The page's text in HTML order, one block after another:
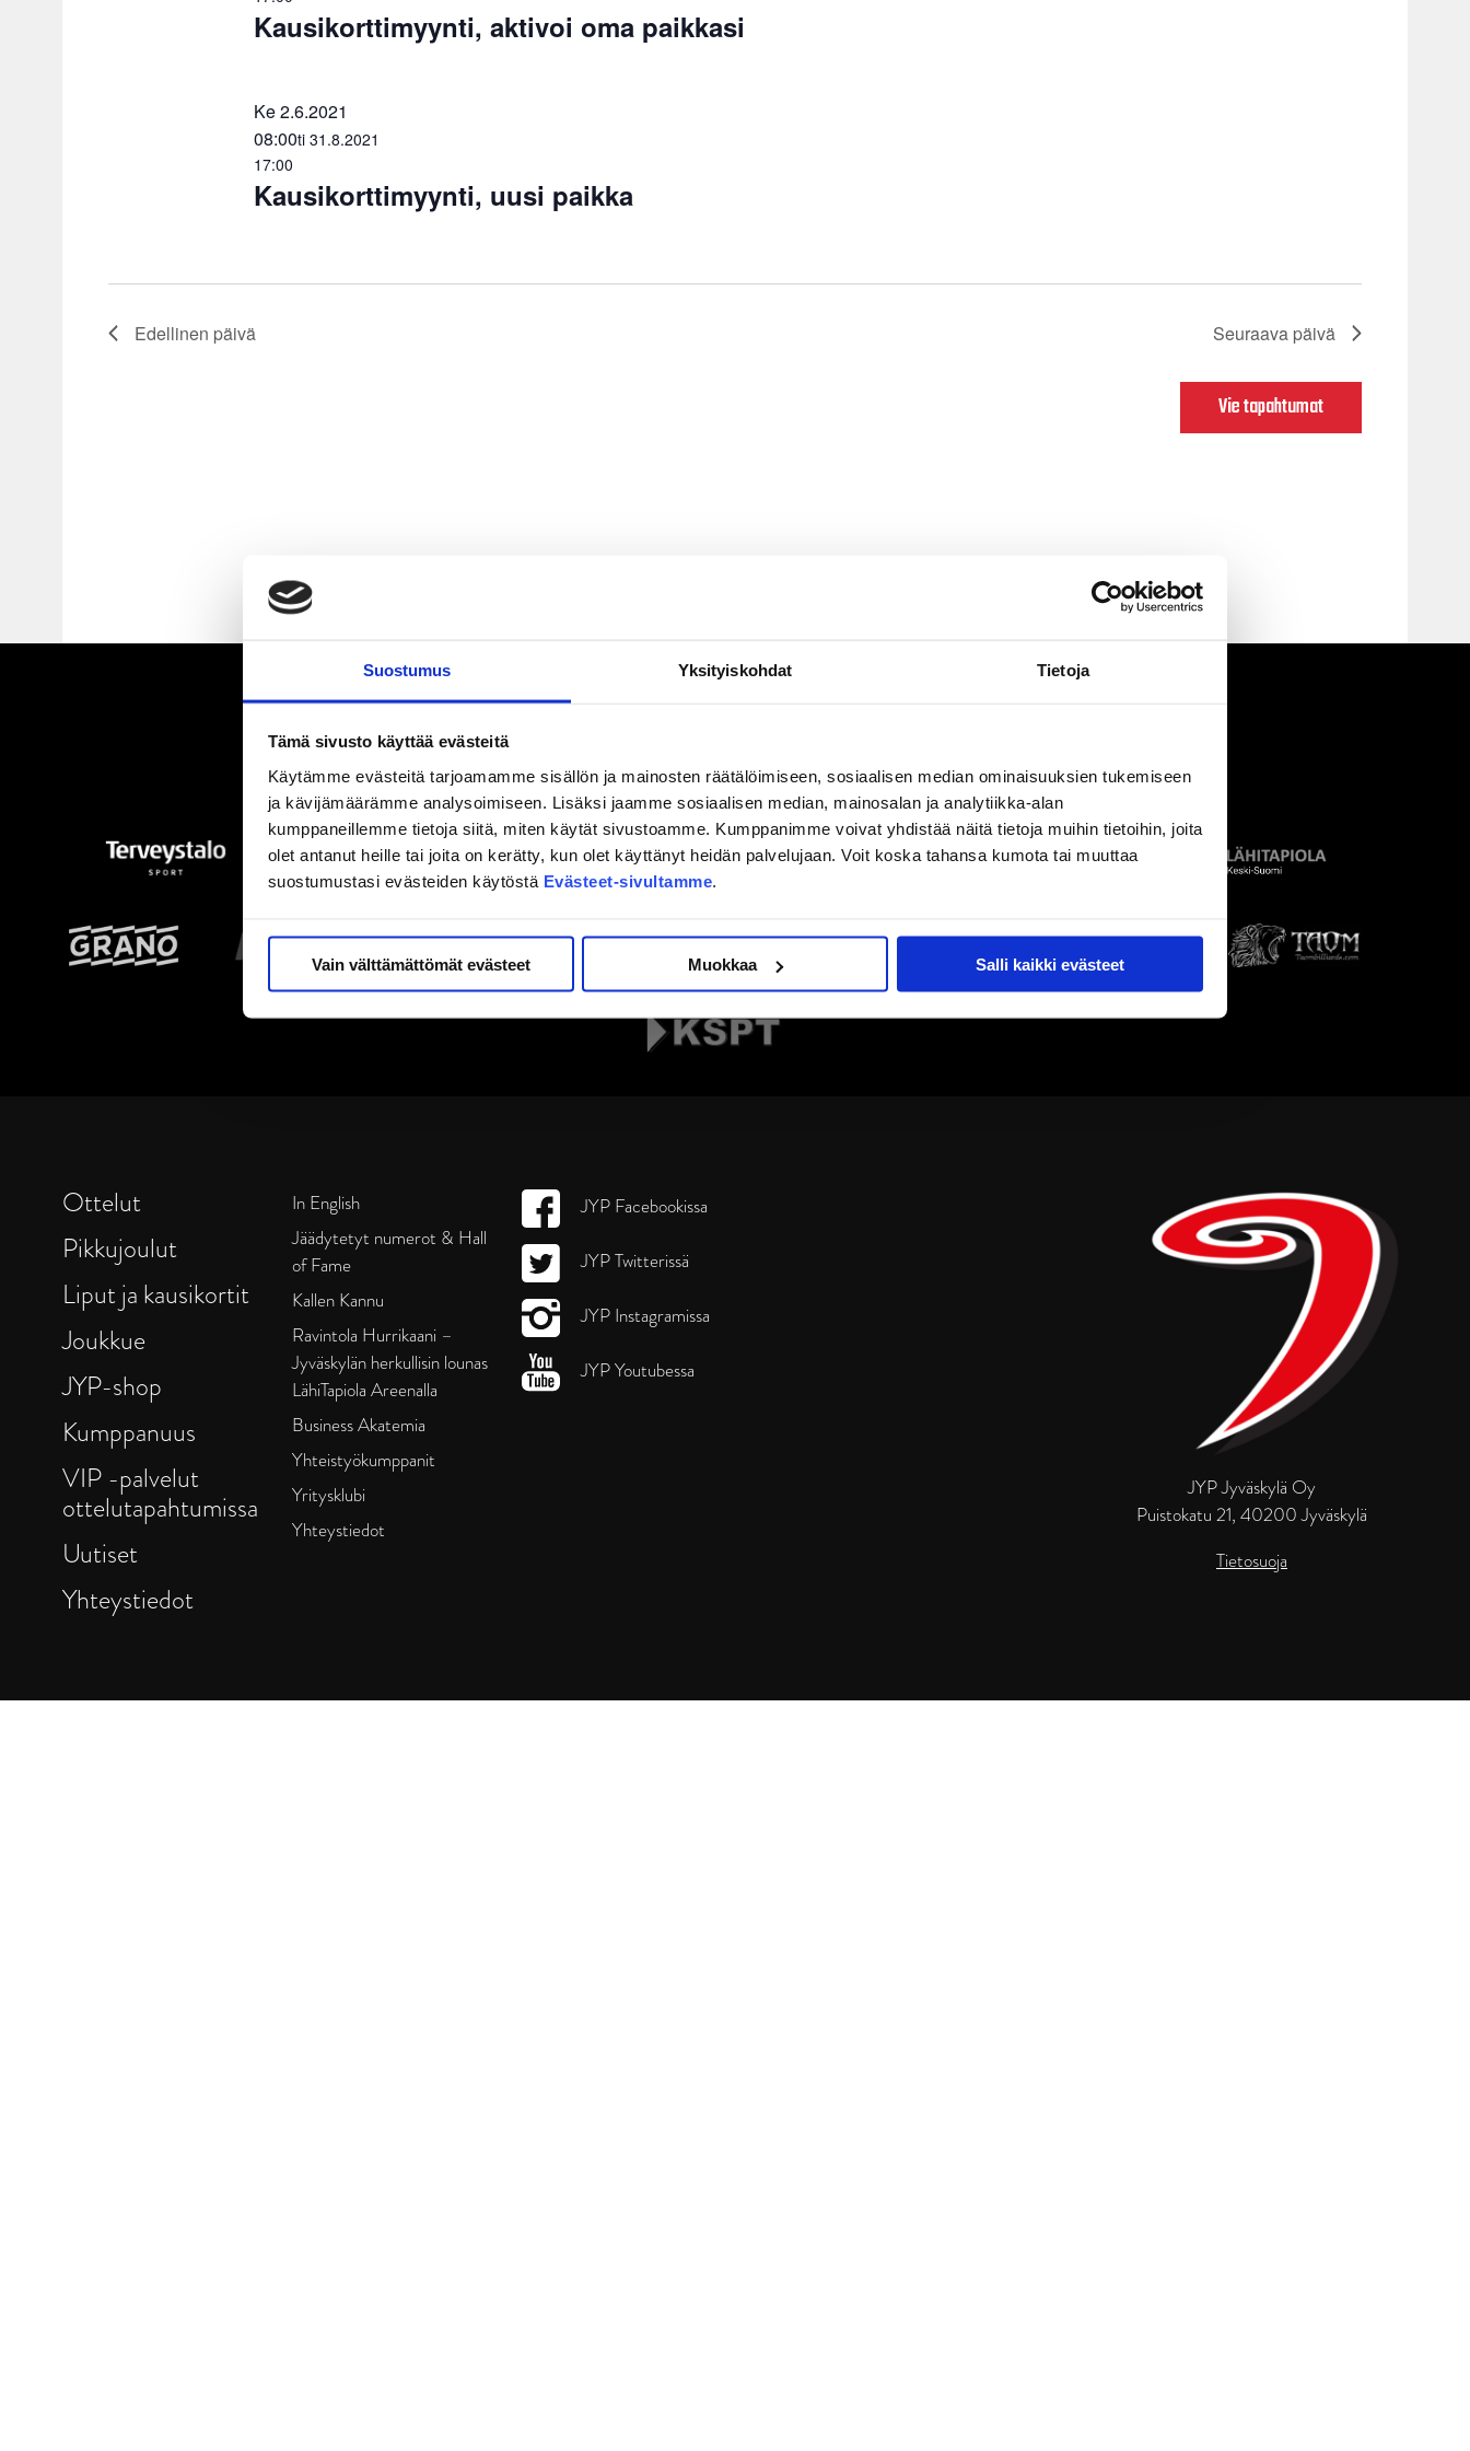
Suostumus Yksityiskohdat Tietoja
Tämä sivusto käyttää evästeitä
Käytämme evästeitä tarjoamamme sisällön ja mainosten räätälöimiseen, sosiaalisen median ominaisuuksien tukemiseen
ja kävijämäärämme analysoimiseen. Lisäksi jaamme sosiaalisen median, mainosalan ja analytiikka-alan
kumppaneillemme tietoja siitä, miten käytät sivustoamme. Kumppanimme voivat yhdistää näitä tietoja muihin tietoihin, joita
olet antanut heille tai joita on kerätty, kun olet käyttänyt heidän palvelujaan. Voit koska tahansa kumota tai muuttaa
suostumustasi evästeiden käytöstä Evästeet-sivultamme.
Vain välttämättömät evästeet Muokkaa Salli kaikki evästeet
Kausikorttimyynti, aktivoi oma paikkasi
Kausikorttimyynti, uusi paikka
Ke 2.6.2021
08:00ti 31.8.2021
17:00
Edellinen päivä Seuraava päivä
Vie tapahtumat
JYP Jyväskylä Oy
Puistokatu 21, 40200 Jyväskylä
Tietosuoja
Ottelut
Pikkujoulut
Liput ja kausikortit
Joukkue
JYP-shop
Kumppanuus
VIP -palvelut
ottelutapahtumissa
Uutiset
Yhteystiedot
In English
Jäädytetyt numerot & Hall
of Fame
Kallen Kannu
Ravintola Hurrikaani –
Jyväskylän herkullisin lounas
LähiTapiola Areenalla
Business Akatemia
Yhteistyökumppanit
Yritysklubi
Yhteystiedot
JYP Facebookissa
JYP Twitterissä
JYP Instagramissa
JYP Youtubessa